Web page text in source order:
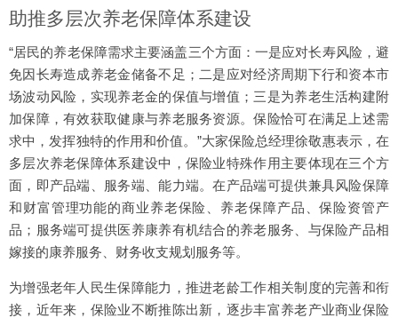
助推多层次养老保障体系建设
“居民的养老保障需求主要涵盖三个方面：一是应对长寿风险，避
免因长寿造成养老金储备不足；二是应对经济周期下行和资本市
场波动风险，实现养老金的保值与增值；三是为养老生活构建附
加保障，有效获取健康与养老服务资源。保险恰可在满足上述需
求中，发挥独特的作用和价值。”大家保险总经理徐敬惠表示，在
多层次养老保障体系建设中，保险业特殊作用主要体现在三个方
面，即产品端、服务端、能力端。在产品端可提供兼具风险保障
和财富管理功能的商业养老保险、养老保障产品、保险资管产
品；服务端可提供医养康养有机结合的养老服务、与保险产品相
嫁接的康养服务、财务收支规划服务等。
为增强老年人民生保障能力，推进老龄工作相关制度的完善和衔
接，近年来，保险业不断推陈出新，逐步丰富养老产业商业保险